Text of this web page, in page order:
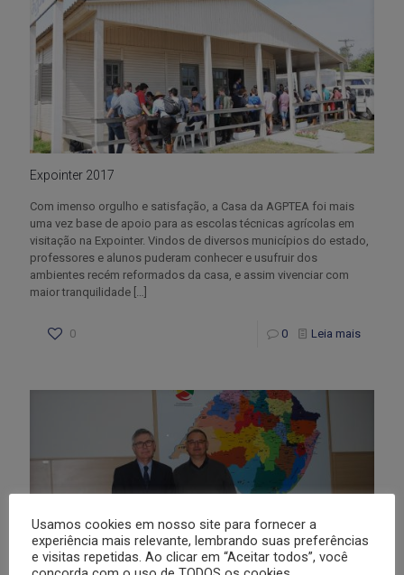
Expointer 2017
Com imenso orgulho e satisfação, a Casa da AGPTEA foi mais
uma vez base de apoio para as escolas técnicas agrícolas em
visitação na Expointer. Vindos de diversos municípios do estado,
professores e alunos puderam conhecer e usufruir dos
ambientes recém reformados da casa, e assim vivenciar com
maior tranquilidade […]
0 0 Leia mais
Usamos cookies em nosso site para fornecer a
experiência mais relevante, lembrando suas preferências
e visitas repetidas. Ao clicar em “Aceitar todos”, você